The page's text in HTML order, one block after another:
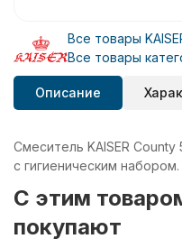
Все товары
Все товары
Описание
Смеситель KAISER
с гигиеническим
C этим
покупают